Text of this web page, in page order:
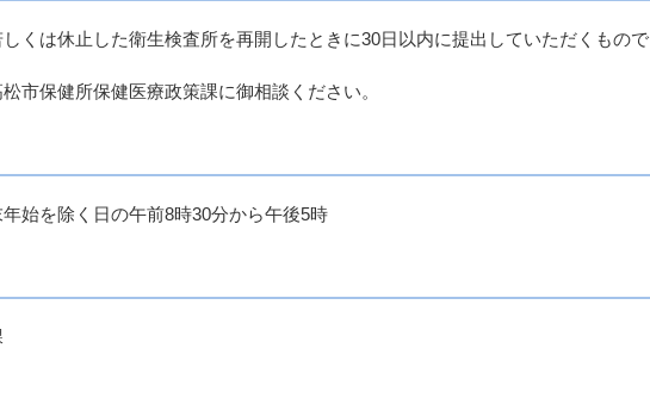
くは休止した衛生検査所を再開したときに30日以内に提出していただくもので
市保健所保健医療政策課に御相談ください。
始を除く日の午前8時30分から午後5時